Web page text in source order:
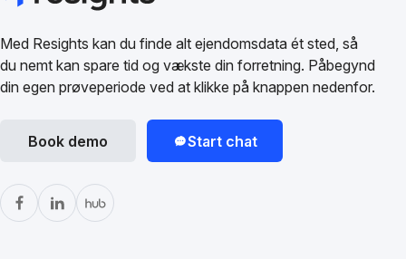
Med Resights kan du finde alt ejendomsdata ét sted, så
du nemt kan spare tid og vækste din forretning. Påbegynd
din egen prøveperiode ved at klikke på knappen nedenfor.
Book demo Start chat